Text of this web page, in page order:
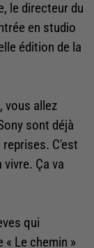
le directeur du
en studio
édition de la
vous allez
sont déjà
reprises. C'est
Ça va
qui
Le chemin »